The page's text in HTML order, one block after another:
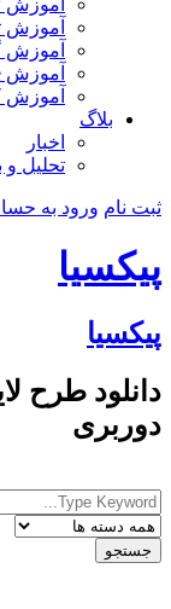
آموزش Corel Draw
آموزش
آموزش
آموزش Unreal engine
آموزش
بلاگ
اخبار
تحلیل
ثبت نام ورود به
پیکسیا
پیکسیا
دانلود طرح
دوربری